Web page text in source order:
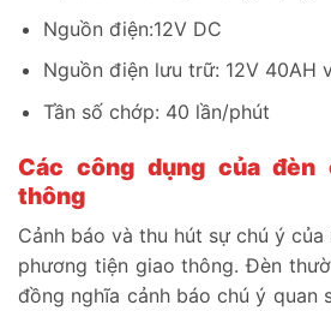
Nguồn điện:12V DC
Nguồn điện lưu trữ: 12V 40AH
Tần số chớp: 40 lần/phút
Các công dụng của đèn
thông
Cảnh báo và thu hút sự chú ý
phương tiện giao thông. Đèn
đồng nghĩa cảnh báo chú ý quan